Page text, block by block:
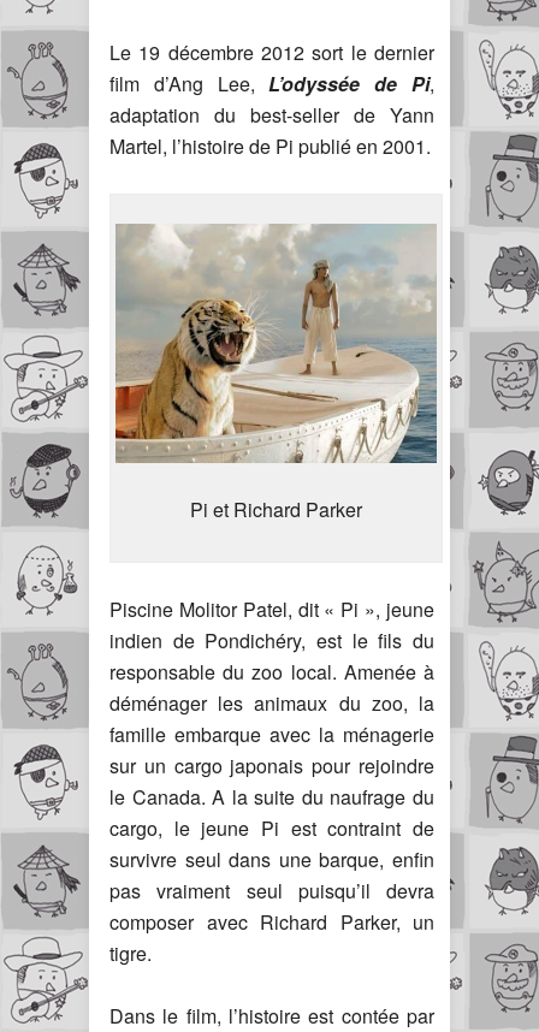
Le 19 décembre 2012 sort le dernier
film d’Ang Lee,L’odyssée de Pi,
adaptation du best-seller de Yann
Martel, l’histoire de Pi publié en 2001.
Pi et Richard Parker
Piscine Molitor Patel, dit « Pi », jeune
indien de Pondichéry, est le fils du
responsable du zoo local. Amenée à
déménager les animaux du zoo, la
famille embarque avec la ménagerie
sur un cargo japonais pour rejoindre
le Canada. A la suite du naufrage du
cargo, le jeune Pi est contraint de
survivre seul dans une barque, enfin
pas vraiment seul puisqu’il devra
composer avec Richard Parker, un
tigre.
Dans le film, l’histoire est contée par